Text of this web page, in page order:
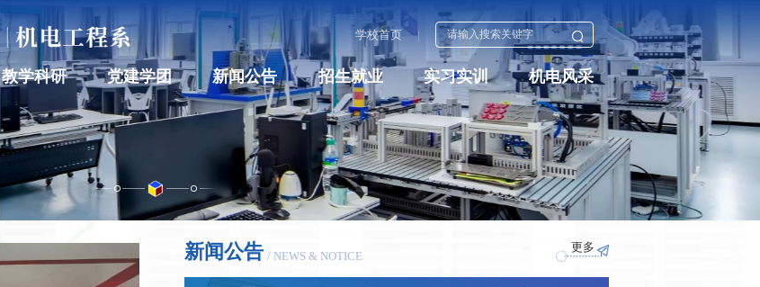
学校首页 |
教学科研 党建学团 新闻公告 招生就业 实习实训 机电风采
新闻公告 / NEWS & NOTICE
更多